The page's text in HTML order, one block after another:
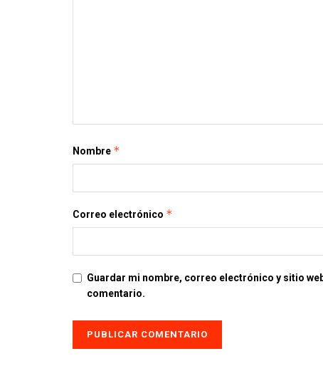
Nombre *
Correo electrónico *
Guardar mi nombre, correo electrónico y sitio
comentario.